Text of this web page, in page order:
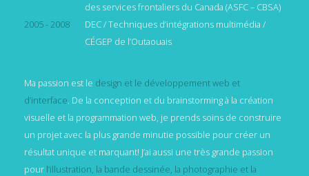
des services frontaliers du Canada (ASFC – CBSA)
2005 - 2008
DEC / Techniques d’intégrations multimédia /
CÉGEP de l’Outaouais
Ma passion est le design et le développement web et
d’interface. De la conception et du brainstorming à la création
visuelle et la programmation web, je prends soins de construire
un projet avec la plus grande minutie possible pour créer un
résultat unique et marquant! J’ai aussi une très grande passion
pour l’illustration, la bande dessinée, la photographie et la